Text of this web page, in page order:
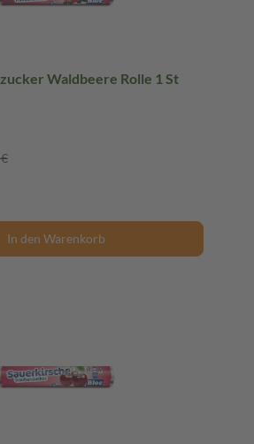
Waldbeere Rolle 1 St
In den Warenkorb